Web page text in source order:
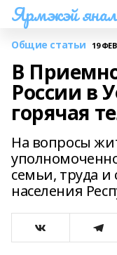
Ярмэкэй
Общие статьи 19
В
России в
горячая
На вопросы
семьи, труда
населения